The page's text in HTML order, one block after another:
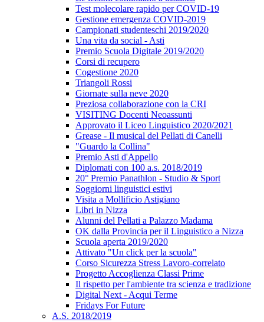
Test molecolare rapido per COVID-19
Gestione emergenza COVID-2019
Campionati studenteschi 2019/2020
Una vita da social - Asti
Premio Scuola Digitale 2019/2020
Corsi di recupero
Cogestione 2020
Triangoli Rossi
Giornate sulla neve 2020
Preziosa collaborazione con la CRI
VISITING Docenti Neoassunti
Approvato il Liceo Linguistico 2020/2021
Grease - Il musical del Pellati di Canelli
"Guardo la Collina"
Premio Asti d'Appello
Diplomati con 100 a.s. 2018/2019
20° Premio Panathlon - Studio & Sport
Soggiorni linguistici estivi
Visita a Mollificio Astigiano
Libri in Nizza
Alunni del Pellati a Palazzo Madama
OK dalla Provincia per il Linguistico a Nizza
Scuola aperta 2019/2020
Attivato "Un click per la scuola"
Corso Sicurezza Stress Lavoro-correlato
Progetto Accoglienza Classi Prime
Il rispetto per l'ambiente tra scienza e tradizione
Digital Next - Acqui Terme
Fridays For Future
A.S. 2018/2019